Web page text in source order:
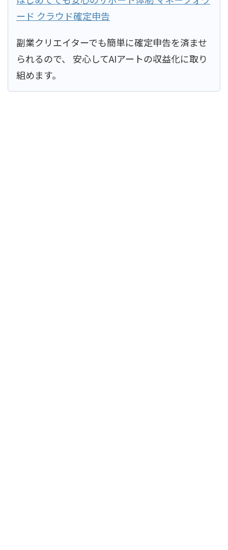
ード クラウド確定申告
副業クリエイターでも簡単に確定申告を済ませ
られるので、 安心してAIアートの収益化に取り
組めます。